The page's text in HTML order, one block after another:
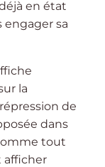
en état
engager sa
la
de
dans
tout
afficher